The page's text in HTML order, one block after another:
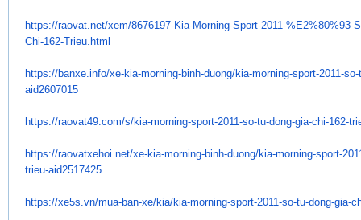
https://raovat.net/xem/8676197-Kia-Morning-Sport-2011-%E2%80%93-
Chi-162-Trieu.html
https://banxe.info/xe-kia-morning-binh-duong/kia-morning-sport-2011-
aid2607015
https://raovat49.com/s/kia-morning-sport-2011-so-tu-dong-gia-chi-162-
https://raovatxehoi.net/xe-kia-morning-binh-duong/kia-morning-sport-
trieu-aid2517425
https://xe5s.vn/mua-ban-xe/kia/kia-morning-sport-2011-so-tu-dong-gia-